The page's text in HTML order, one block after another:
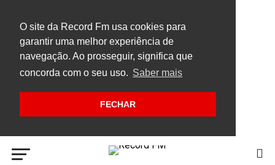
O site da Record Fm usa cookies para
garantir uma melhor experiência de
navegação. Ao prosseguir, significa que
concorda com o seu uso. Saber mais
FECHAR